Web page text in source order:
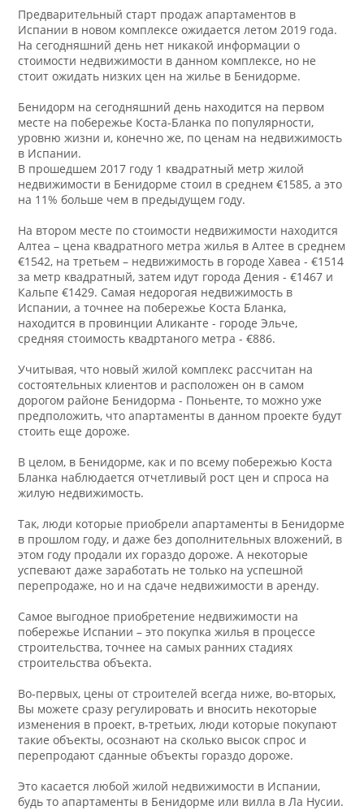
Предварительный старт продаж апартаментов в
Испании в новом комплексе ожидается летом 2019 года.
На сегодняшний день нет никакой информации о
стоимости недвижимости в данном комплексе, но не
стоит ожидать низких цен на жилье в Бенидорме.
Бенидорм на сегодняшний день находится на первом
месте на побережье Коста-Бланка по популярности,
уровню жизни и, конечно же, по ценам на недвижимость
в Испании.
В прошедшем 2017 году 1 квадратный метр жилой
недвижимости в Бенидорме стоил в среднем €1585, а это
на 11% больше чем в предыдущем году.
На втором месте по стоимости недвижимости находится
Алтеа – цена квадратного метра жилья в Алтее в среднем
€1542, на третьем – недвижимость в городе Хавеа - €1514
за метр квадратный, затем идут города Дения - €1467 и
Кальпе €1429. Самая недорогая недвижимость в
Испании, а точнее на побережье Коста Бланка,
находится в провинции Аликанте - городе Эльче,
средняя стоимость квадртаного метра - €886.
Учитывая, что новый жилой комплекс рассчитан на
состоятельных клиентов и расположен он в самом
дорогом районе Бенидорма - Поньенте, то можно уже
предположить, что апартаменты в данном проекте будут
стоить еще дороже.
В целом, в Бенидорме, как и по всему побережью Коста
Бланка наблюдается отчетливый рост цен и спроса на
жилую недвижимость.
Так, люди которые приобрели апартаменты в Бенидорме
в прошлом году, и даже без дополнительных вложений, в
этом году продали их гораздо дороже. А некоторые
успевают даже заработать не только на успешной
перепродаже, но и на сдаче недвижимости в аренду.
Самое выгодное приобретение недвижимости на
побережье Испании – это покупка жилья в процессе
строительства, точнее на самых ранних стадиях
строительства объекта.
Во-первых, цены от строителей всегда ниже, во-вторых,
Вы можете сразу регулировать и вносить некоторые
изменения в проект, в-третьих, люди которые покупают
такие объекты, осознают на сколько высок спрос и
перепродают сданные объекты гораздо дороже.
Это касается любой жилой недвижимости в Испании,
будь то апартаменты в Бенидорме или вилла в Ла Нусии.